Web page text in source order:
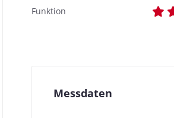
Funktion
Messdaten